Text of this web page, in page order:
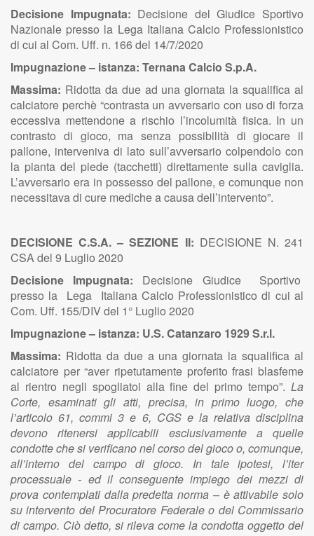
Decisione Impugnata: Decisione del Giudice Sportivo
Nazionale presso la Lega Italiana Calcio Professionistico
di cui al Com. Uff. n. 166 del 14/7/2020
Impugnazione – istanza: Ternana Calcio S.p.A.
Massima: Ridotta da due ad una giornata la squalifica al
calciatore perchè “contrasta un avversario con uso di forza
eccessiva mettendone a rischio l’incolumità fisica. In un
contrasto di gioco, ma senza possibilità di giocare il
pallone, interveniva di lato sull’avversario colpendolo con
la pianta del piede (tacchetti) direttamente sulla caviglia.
L’avversario era in possesso del pallone, e comunque non
necessitava di cure mediche a causa dell’intervento”.
DECISIONE C.S.A. – SEZIONE II: DECISIONE N. 241
CSA del 9 Luglio 2020
Decisione Impugnata: Decisione Giudice Sportivo
presso la Lega Italiana Calcio Professionistico di cui al
Com. Uff. 155/DIV del 1° Luglio 2020
Impugnazione – istanza: U.S. Catanzaro 1929 S.r.l.
Massima: Ridotta da due a una giornata la squalifica al
calciatore per “aver ripetutamente proferito frasi blasfeme
al rientro negli spogliatoi alla fine del primo tempo”. La
Corte, esaminati gli atti, precisa, in primo luogo, che
l’articolo 61, commi 3 e 6, CGS e la relativa disciplina
devono ritenersi applicabili esclusivamente a quelle
condotte che si verificano nel corso del gioco o, comunque,
all’interno del campo di gioco. In tale ipotesi, l’iter
processuale - ed il conseguente impiego dei mezzi di
prova contemplati dalla predetta norma – è attivabile solo
su intervento del Procuratore Federale o del Commissario
di campo. Ciò detto, si rileva come la condotta oggetto del